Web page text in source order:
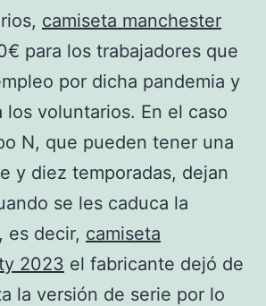
camiseta manchester
para los trabajadores que
por dicha pandemia y
los voluntarios. En el caso
N, que pueden tener una
y diez temporadas, dejan
se les caduca la
es decir, camiseta
2023 el fabricante dejó de
la versión de serie por lo